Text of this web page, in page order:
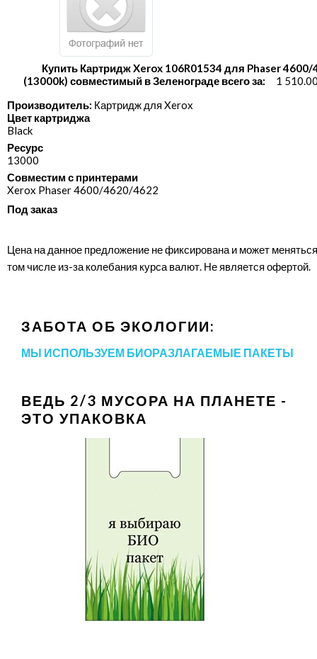
Купить Картридж Xerox 106R01534 для Phaser 4600/
(13000k) совместимый в Зеленограде всего за:
1
Производитель: Картридж для Xerox
Цвет картриджа
Black
Ресурс
13000
Совместим с принтерами
Xerox Phaser 4600/​4620/​4622
Под заказ
Цена на данное предложение не фиксирована и может
том числе из-за колебания курса валют. Не является офертой.
ЗАБОТА ОБ ЭКОЛОГИИ:
МЫ ИСПОЛЬЗУЕМ БИОРАЗЛАГАЕМЫЕ ПАКЕТЫ
ВЕДЬ 2/3 МУСОРА НА ПЛАНЕТЕ -
ЭТО УПАКОВКА